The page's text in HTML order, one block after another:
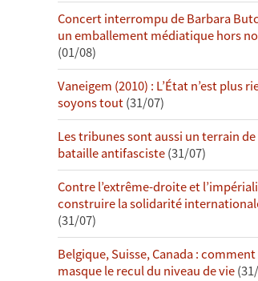
Concert interrompu de Barbara
un emballement médiatique hors
(01/08)
Vaneigem (2010) : L’État n’est plus
soyons tout(31/07)
Les tribunes sont aussi un terrain de
bataille antifasciste(31/07)
Contre l’extrême-droite et
construire la solidarité
(31/07)
Belgique, Suisse, Canada : comment
masque le recul du niveau de vie